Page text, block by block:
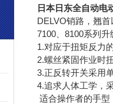
日本日东全自动电
DELVO销路，翘
7100、8100系列升
1.对应于扭矩反力
2.螺丝紧固作业时
3.正反转开关采用
4.追求人体工学，
适合操作者的手型